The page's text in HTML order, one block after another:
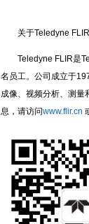
关于Teledyne FLIR
Teledyne FLIR是
名员工。公司成立于
成像、视频分析、测量
息，请访问www.flir.cn